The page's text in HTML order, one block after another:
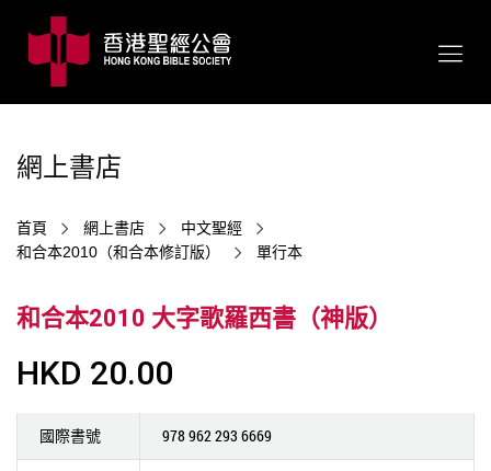
網上書店
首頁 網上書店
中文聖經
和合本2010（和合本修訂版）
單行本
和合本2010 大字歌羅西書（神版）
HKD 20.00
國際書號 978 962 293 6669